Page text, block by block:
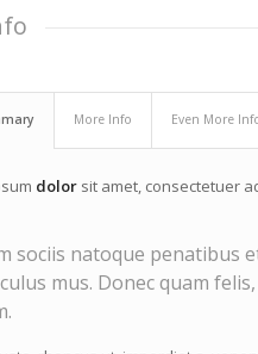
More Info Even More
dolorsit amet, consectetuer
sociis natoque penatibus
mus. Donec quam